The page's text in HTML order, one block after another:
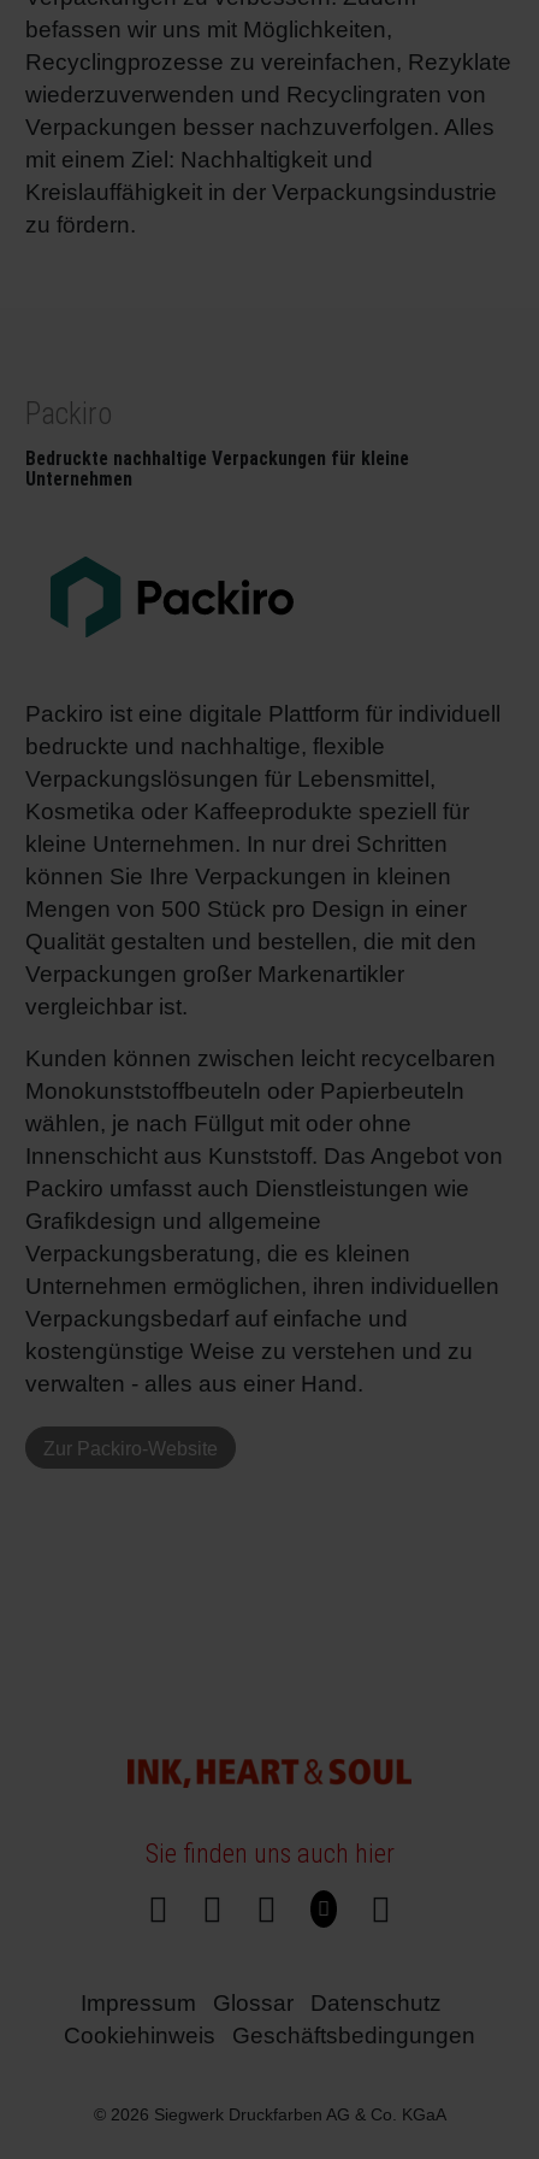
befassen wir uns mit Möglichkeiten,
Recyclingprozesse zu vereinfachen, Rezyklate
wiederzuverwenden und Recyclingraten von
Verpackungen besser nachzuverfolgen. Alles
mit einem Ziel: Nachhaltigkeit und
Kreislauffähigkeit in der Verpackungsindustrie
zu fördern.
Packiro
Bedruckte nachhaltige Verpackungen für kleine
Unternehmen
Packiro ist eine digitale Plattform für individuell
bedruckte und nachhaltige, flexible
Verpackungslösungen für Lebensmittel,
Kosmetika oder Kaffeeprodukte speziell für
kleine Unternehmen. In nur drei Schritten
können Sie Ihre Verpackungen in kleinen
Mengen von 500 Stück pro Design in einer
Qualität gestalten und bestellen, die mit den
Verpackungen großer Markenartikler
vergleichbar ist.
Kunden können zwischen leicht recycelbaren
Monokunststoffbeuteln oder Papierbeuteln
wählen, je nach Füllgut mit oder ohne
Innenschicht aus Kunststoff. Das Angebot von
Packiro umfasst auch Dienstleistungen wie
Grafikdesign und allgemeine
Verpackungsberatung, die es kleinen
Unternehmen ermöglichen, ihren individuellen
Verpackungsbedarf auf einfache und
kostengünstige Weise zu verstehen und zu
verwalten - alles aus einer Hand.
Zur Packiro-Website
Sie finden uns auch hier
Impressum Glossar
Datenschutz
Cookiehinweis
Geschäftsbedingungen
© 2026 Siegwerk Druckfarben AG & Co. KGaA